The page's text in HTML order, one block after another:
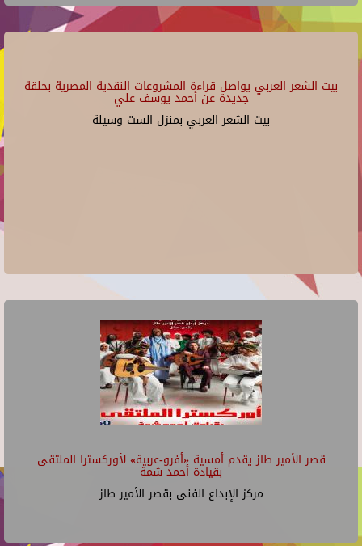
بيت الشعر العربي يواصل قراءة المشروعات النقدية المصرية بحلقة
جديدة عن أحمد يوسف علي
بيت الشعر العربي بمنزل الست وسيلة
قصر الأمير طاز يقدم أمسية «أفرو-عربية» لأوركسترا الملتقى
بقيادة أحمد شمة
مركز الإبداع الفنى بقصر الأمير طاز